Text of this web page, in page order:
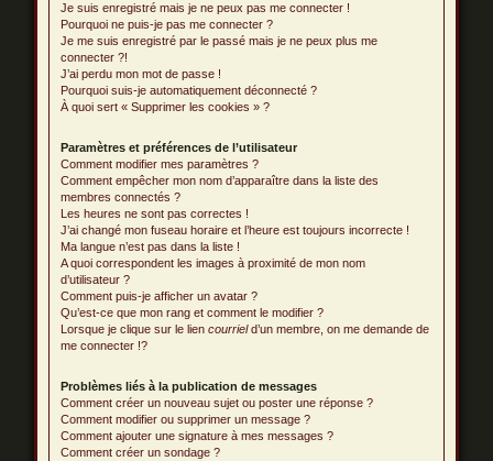
Je suis enregistré mais je ne peux pas me connecter !
Pourquoi ne puis-je pas me connecter ?
Je me suis enregistré par le passé mais je ne peux plus me
connecter ?!
J’ai perdu mon mot de passe !
Pourquoi suis-je automatiquement déconnecté ?
À quoi sert « Supprimer les cookies » ?
Paramètres et préférences de l’utilisateur
Comment modifier mes paramètres ?
Comment empêcher mon nom d’apparaître dans la liste des
membres connectés ?
Les heures ne sont pas correctes !
J’ai changé mon fuseau horaire et l’heure est toujours incorrecte !
Ma langue n’est pas dans la liste !
A quoi correspondent les images à proximité de mon nom
d’utilisateur ?
Comment puis-je afficher un avatar ?
Qu’est-ce que mon rang et comment le modifier ?
Lorsque je clique sur le liencourrield’un membre, on me demande de
me connecter !?
Problèmes liés à la publication de messages
Comment créer un nouveau sujet ou poster une réponse ?
Comment modifier ou supprimer un message ?
Comment ajouter une signature à mes messages ?
Comment créer un sondage ?